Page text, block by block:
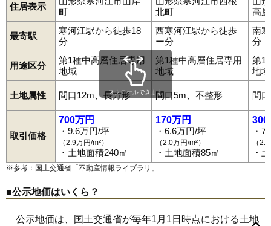
住居表示
町
北町
高屋
最寄駅
寒河江駅から徒歩18
分
西寒河江駅から徒歩
ー分
南
分
用途区分
第1種中高層住居専用
地域
第1種中高層住居専用
地域
第1
地域
土地属性 間口12m、長方形 間口5m、不整形 間
取引価格
700万円
・9.6万円/坪
（2.9万円/m²）
・土地面積240㎡
170万円
・6.6万円/坪
（2.0万円/m²）
・土地面積85㎡
300
・
（
・
スクロールできます
※参考：国土交通省「不動産情報ライブラリ 」
■公示地価はいくら？
公示地価は、国土交通省が毎年1月1日時点における土地